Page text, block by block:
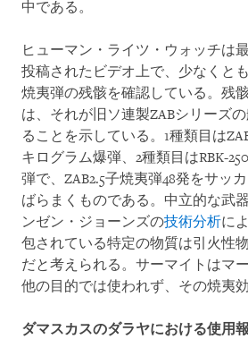
中である。
ヒューマン・ライツ・ウォッチは
投稿されたビデオ上で、少なくと
焼夷弾の残骸を確認している。残
は、それが旧ソ連製ZABシリーズ
ることを示している。1種類目は
キログラム爆弾、2種類目はRBK-
弾で、ZAB2.5子焼夷弾48発をサッ
ばらまくものである。中立的な武
ンゼン・ジョーンズの技術分析に
包されている特定の物質は引火性
だと考えられる。サーマイトはマ
他の目的では使われず、その焼夷
ダマスカスのダラヤにおける使用